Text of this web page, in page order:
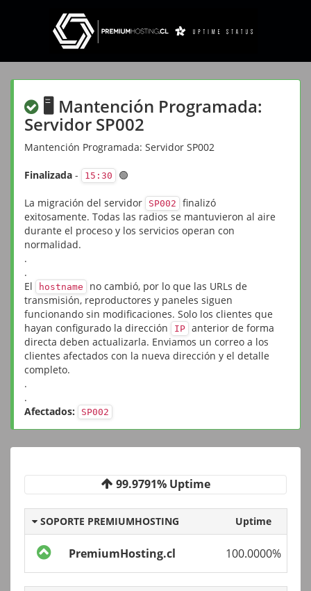
🖥️ Mantención Programada:
Servidor SP002
Mantención Programada: Servidor SP002
Finalizada - 15:30 🟢
La migración del servidor SP002
finalizó
exitosamente. Todas las radios se mantuvieron al aire
durante el proceso y los servicios operan con
normalidad.
.
.
El
hostname
no cambió, por lo que las URLs de
transmisión, reproductores y paneles siguen
funcionando sin modificaciones. Solo los clientes que
hayan configurado la dirección
IP anterior de forma
directa deben actualizarla. Enviamos un correo a los
clientes afectados con la nueva dirección y el detalle
completo.
.
.
Afectados:
SP002
99.9791% Uptime
SOPORTE PREMIUMHOSTING Uptime
PremiumHosting.cl 100.0000%